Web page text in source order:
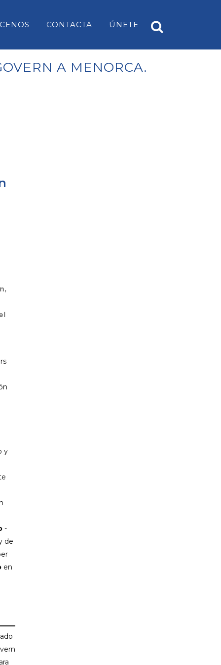
CONTACTA ÚNETE
A MENORCA.
y
-
de
en